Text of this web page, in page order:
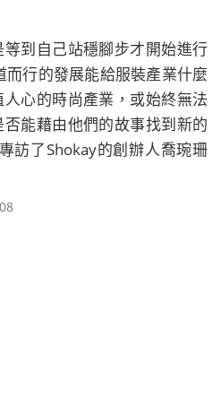
到自己站穩腳步才開始進行
行的發展能給服裝產業什麼
心的時尚產業，或始終無法
能藉由他們的故事找到新的
訪了Shokay的創辦人喬琬珊